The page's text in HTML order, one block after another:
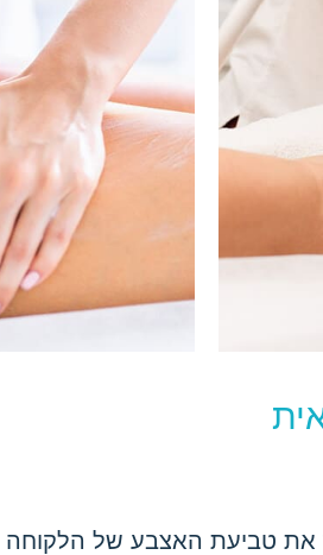
גברים,
ביותר,
את טביעת האצבע של הלקוחה